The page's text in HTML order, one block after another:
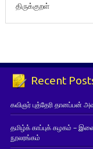
திருக்குறள்
Recent
கவிஞர் புத்தேரி தானப்பன்
தமிழ்க் காப்புக் கழகம் –
நூலரங்கம்